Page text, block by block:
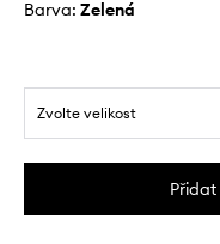
Barva: zelená
Zvolte velikost
Přidat